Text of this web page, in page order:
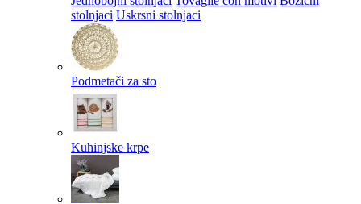
stolnjaci Uskrsni stolnjaci
Podmetači za sto
Kuhinjske krpe